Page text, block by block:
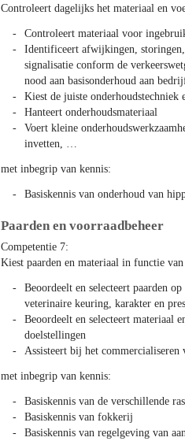
Controleert dagelijks het materiaal en
Controleert materiaal voor
Identificeert afwijkingen,
signalisatie conform de
nood aan basisonderhoud aan
Kiest de juiste onderhoudstechniek
Hanteert onderhoudsmateriaal
Voert kleine
invetten, …
met inbegrip van kennis:
Basiskennis van onderhoud van
Paarden en voorraadbeheer
Competentie 7:
Kiest paarden en materiaal in functie
Beoordeelt en selecteert paarden
veterinaire keuring, karakter en
Beoordeelt en selecteert materiaal
doelstellingen
Assisteert bij het commercialiseren
met inbegrip van kennis:
Basiskennis van de verschillende
Basiskennis van fokkerij
Basiskennis van regelgeving van